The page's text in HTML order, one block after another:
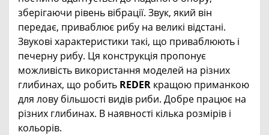
зберігаючи рівень вібрації. Звук, який він
передає, приваблює рибу на великі відстані.
Звукові характеристики такі, що приваблюють і
печерну рибу. Ця конструкція пропонує
можливість використання моделей на різних
глибинах, що робить REDER кращою приманкою
для лову більшості видів риби. Добре працює на
різних глибинах. В наявності кілька розмірів і
кольорів.